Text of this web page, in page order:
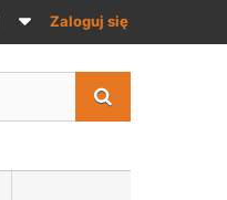
Zaloguj się